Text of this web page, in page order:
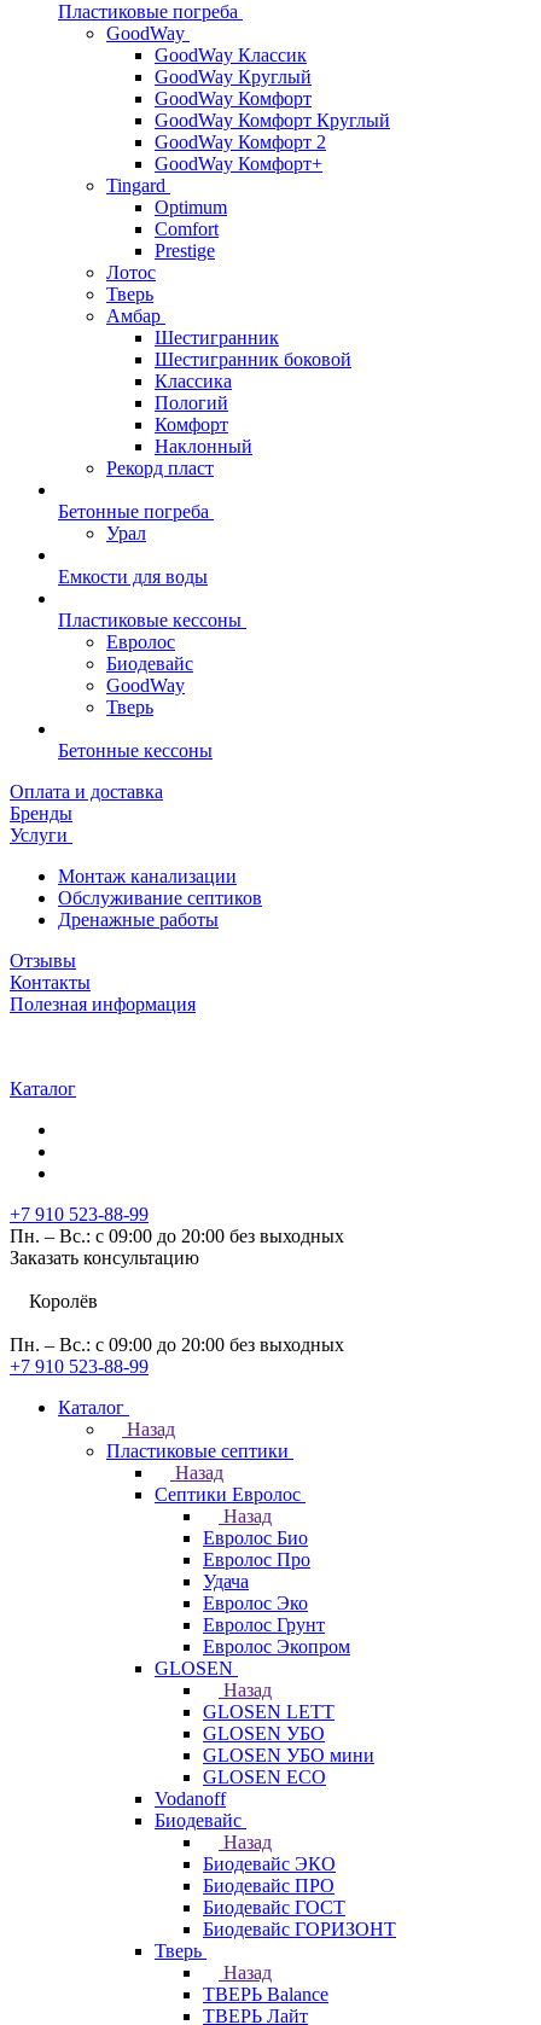
Пластиковые погреба
GoodWay
GoodWay Классик
GoodWay Круглый
GoodWay Комфорт
GoodWay Комфорт Круглый
GoodWay Комфорт 2
GoodWay Комфорт+
Tingard
Optimum
Comfort
Prestige
Лотос
Тверь
Амбар
Шестигранник
Шестигранник боковой
Классика
Пологий
Комфорт
Наклонный
Рекорд пласт
Бетонные погреба
Урал
Емкости для воды
Пластиковые кессоны
Евролос
Биодевайс
GoodWay
Тверь
Бетонные кессоны
Оплата и доставка
Бренды
Услуги
Монтаж канализации
Обслуживание септиков
Дренажные работы
Отзывы
Контакты
Полезная информация
Каталог
+7 910 523-88-99
Пн. – Вс.: с 09:00 до 20:00 без выходных
Заказать консультацию
Королёв
Пн. – Вс.: с 09:00 до 20:00 без выходных
+7 910 523-88-99
Каталог
Назад
Пластиковые септики
Назад
Септики Евролос
Назад
Евролос Био
Евролос Про
Удача
Евролос Эко
Евролос Грунт
Евролос Экопром
GLOSEN
Назад
GLOSEN LETT
GLOSEN УБО
GLOSEN УБО мини
GLOSEN ECO
Vodanoff
Биодевайс
Назад
Биодевайс ЭКО
Биодевайс ПРО
Биодевайс ГОСТ
Биодевайс ГОРИЗОНТ
Тверь
Назад
ТВЕРЬ Balance
ТВЕРЬ Лайт